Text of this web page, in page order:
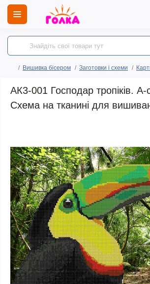
Вишивка бісером Заготовки і схеми
АК3-001 Господар тропіків. А-
Схема на тканині для